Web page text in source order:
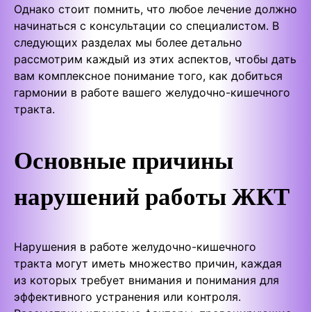
Однако стоит помнить, что любое лечение должно
начинаться с консультации со специалистом. В
следующих разделах мы более детально
рассмотрим каждый из этих аспектов, чтобы дать
вам комплексное понимание того, как добиться
гармонии в работе вашего желудочно-кишечного
тракта.
Основные причины
нарушений работы ЖКТ
Нарушения в работе желудочно-кишечного
тракта могут иметь множество причин, каждая
из которых требует внимания и понимания для
эффективного устранения или контроля.